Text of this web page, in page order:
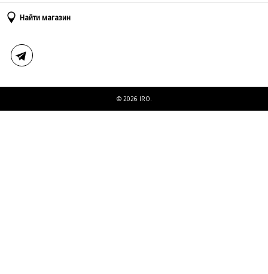
Доставка и оплата
Таблица размеров
Найти магазин
© 2026 IRO.